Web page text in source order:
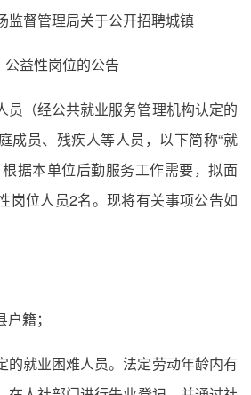
监督管理局关于公开招聘城镇
公益性岗位的公告
员（经公共就业服务管理机构认定的
成员、残疾人等人员，以下简称“就
据本单位后勤服务工作需要，拟面
岗位人员2名。现将有关事项公告如
户籍；
的就业困难人员。法定劳动年龄内有